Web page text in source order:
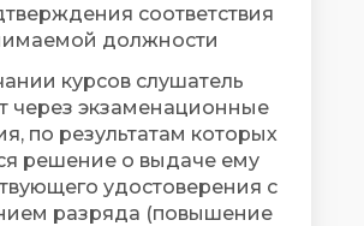
соответствия
должности
курсов слушатель
через экзаменационные
по результатам которых
решение о выдаче ему
удостоверения с
разряда (повышение